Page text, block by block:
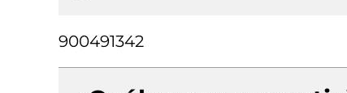
900491342